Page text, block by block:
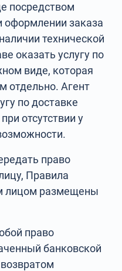
посредством
оформлении заказа
технической
оказать услугу по
виде, которая
отдельно. Агент
по доставке
отсутствии у
право
Правила
лицом размещены
право
банковской